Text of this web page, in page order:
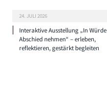
24. JULI 2026
Interaktive Ausstellung „In Würde
Abschied nehmen“ – erleben,
reflektieren, gestärkt begleiten